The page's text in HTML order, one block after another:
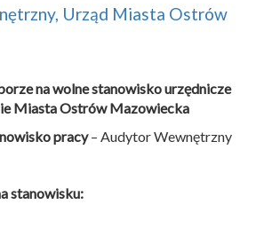
Urząd Miasta Ostrów
na wolne stanowisko urzędnicze
Miasta Ostrów Mazowiecka
pracy– Audytor Wewnętrzny
stanowisku: